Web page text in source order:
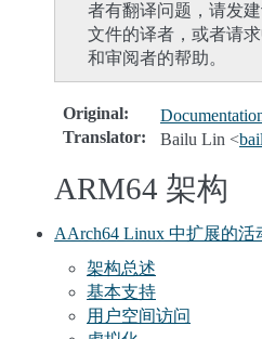
者有翻译问题，请发
文件的译者，或者请
和审阅者的帮助。
Original:
Translator: Bailu Lin <
ARM64 架构
AArch64 Linux 中扩展的活
架构总述
基本支持
用户空间访问